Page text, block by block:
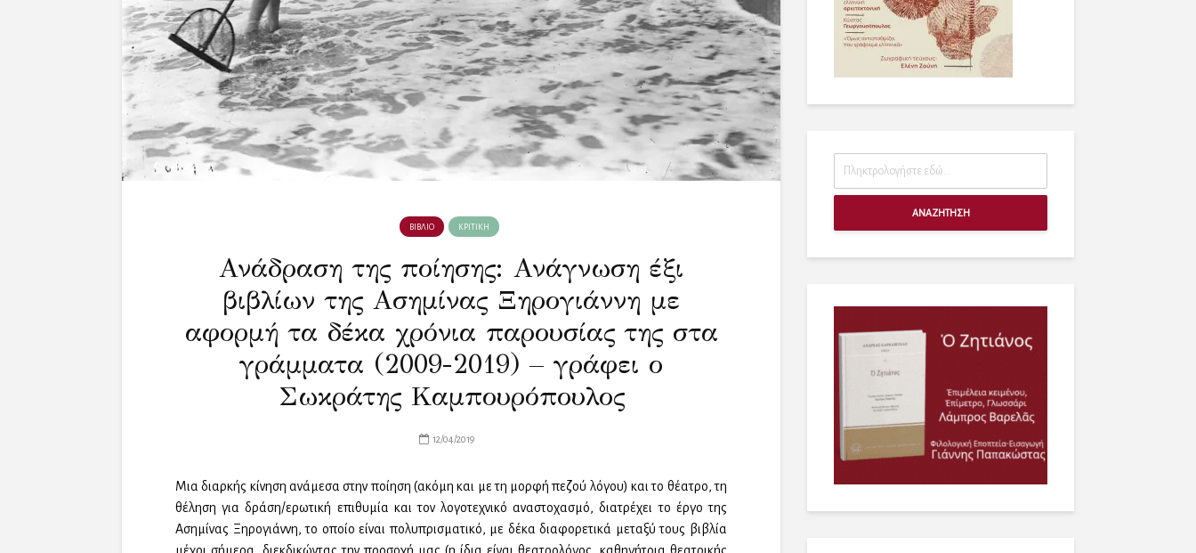
ΒΙΒΛΙΟ ΚΡΙΤΙΚΗ
Ανάδραση της ποίησης: Ανάγνωση έξι
βιβλίων της Ασημίνας Ξηρογιάννη με
αφορμή τα δέκα χρόνια παρουσίας της στα
γράμματα (2009-2019) – γράφει ο
Σωκράτης Καμπουρόπουλος
12/04/2019
Μια διαρκής κίνηση ανάμεσα στην ποίηση (ακόμη και με τη μορφή πεζού λόγου) και το θέατρο, τη
θέληση για δράση/ερωτική επιθυμία και τον λογοτεχνικό αναστοχασμό, διατρέχει το έργο της
Ασημίνας Ξηρογιάννη, το οποίο είναι πολυπρισματικό, με δέκα διαφορετικά μεταξύ τους βιβλία
ΑΝΑΖΗΤΗΣΗ